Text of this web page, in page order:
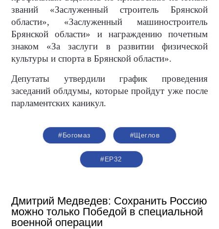
званий «Заслуженный строитель Брянской
области», «Заслуженный машиностроитель
Брянской области» и награждению почетным
знаком «За заслуги в развитии физической
культуры и спорта в Брянской области».
Депутаты утвердили график проведения
заседаний облдумы, которые пройдут уже после
парламентских каникул.
#Богомаз #Щеглов
#ЕР32
Дмитрий Медведев: Сохранить Россию
можно только Победой в специальной
военной операции